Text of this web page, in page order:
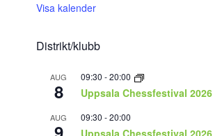
Visa kalender
Distrikt/klubb
AUG
8
09:30 -20:00
Uppsala Chessfestival 2026
AUG 09:30 -20:00
Uppsala Chessfestival 2026